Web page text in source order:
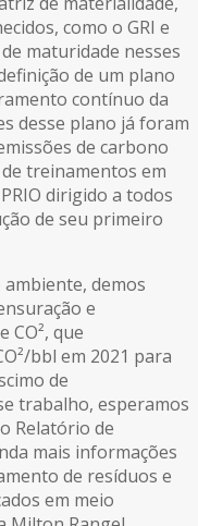
como o GRI e
maturidade nesses
de um plano
contínuo da
desse plano já foram
de carbono
treinamentos em
dirigido a todos
de seu primeiro
ambiente, demos
e
CO², que
bbl em 2021 para
de
trabalho, esperamos
Relatório de
mais informações
de resíduos e
em meio